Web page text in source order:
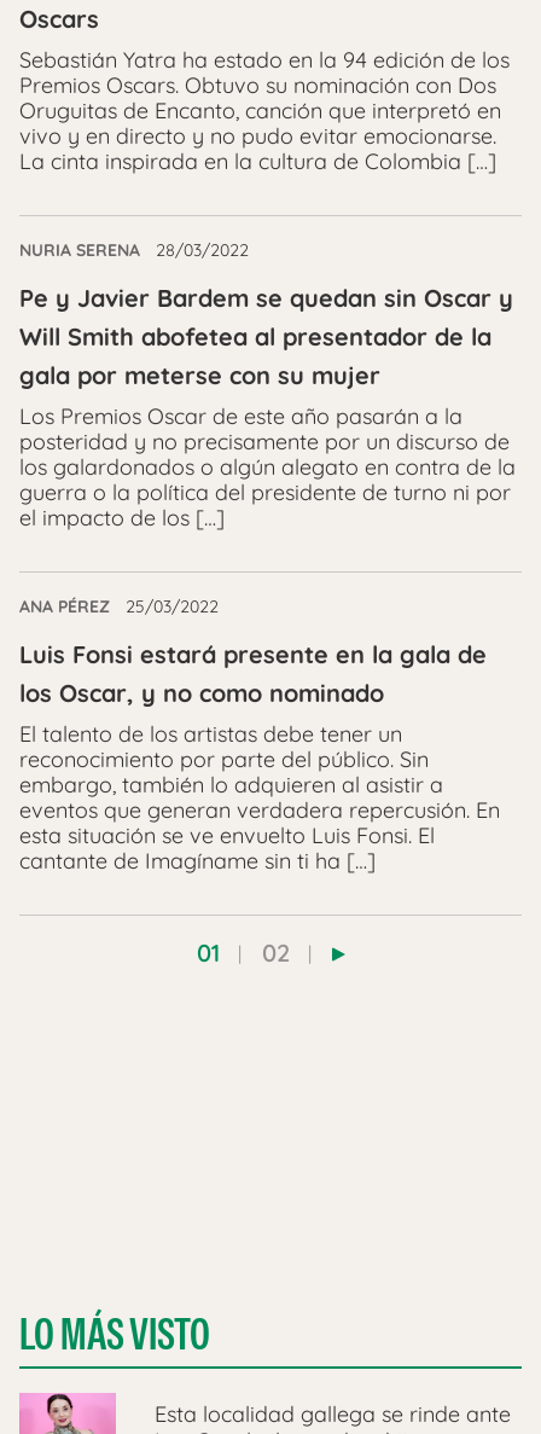
Oscars
Sebastián Yatra ha estado en la 94 edición de los
Premios Oscars. Obtuvo su nominación con Dos
Oruguitas de Encanto, canción que interpretó en
vivo y en directo y no pudo evitar emocionarse.
La cinta inspirada en la cultura de Colombia […]
NURIA SERENA 28/03/2022
Pe y Javier Bardem se quedan sin Oscar y
Will Smith abofetea al presentador de la
gala por meterse con su mujer
Los Premios Oscar de este año pasarán a la
posteridad y no precisamente por un discurso de
los galardonados o algún alegato en contra de la
guerra o la política del presidente de turno ni por
el impacto de los […]
ANA PÉREZ 25/03/2022
Luis Fonsi estará presente en la gala de
los Oscar, y no como nominado
El talento de los artistas debe tener un
reconocimiento por parte del público. Sin
embargo, también lo adquieren al asistir a
eventos que generan verdadera repercusión. En
esta situación se ve envuelto Luis Fonsi. El
cantante de Imagíname sin ti ha […]
01 02
LO MÁS VISTO
Esta localidad gallega se rinde ante